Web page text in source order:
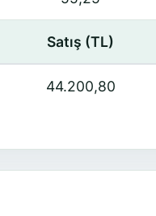
Satış (TL)
44.200,80